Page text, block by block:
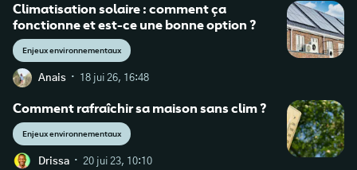
Climatisation solaire : comment ça
fonctionne et est-ce une bonne option ?
Enjeux environnementaux
Anais · 18 jui 26, 16:48
Comment rafraîchir sa maison sans clim ?
Enjeux environnementaux
Drissa · 20 jui 23, 10:10